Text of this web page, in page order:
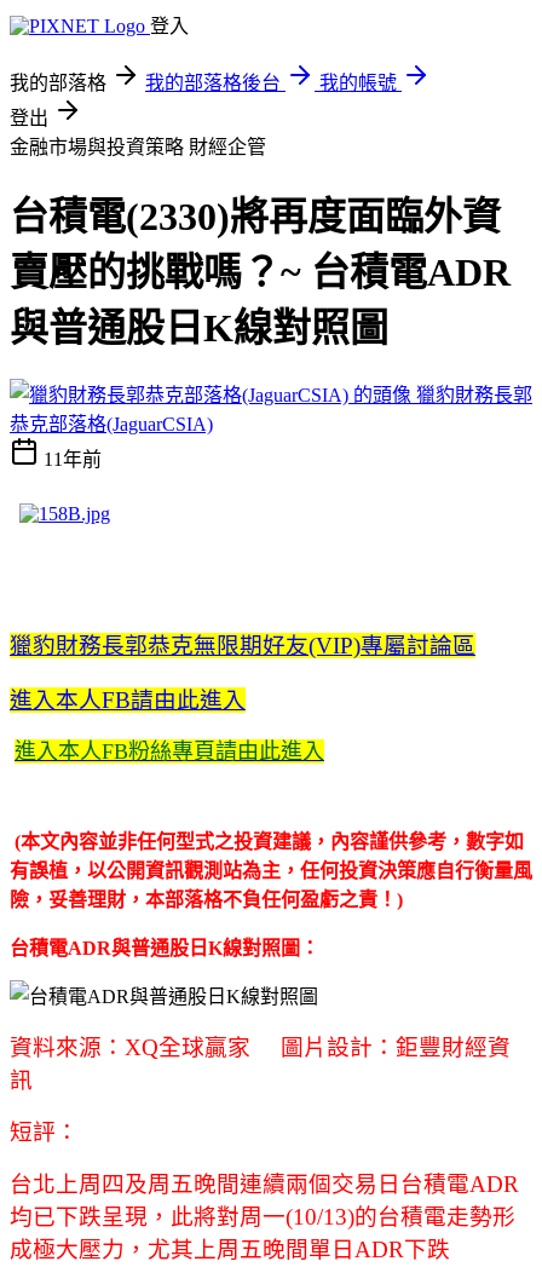
登入
我的部落格 我的部落格後台
我的帳號
登出
金融市場與投資策略 財經企管
台積電(2330)將再度面臨外資
賣壓的挑戰嗎？~ 台積電ADR
與普通股日K線對照圖
獵豹財務長郭
恭克部落格(JaguarCSIA)
11年前
獵豹財務長郭恭克無限期好友(VIP)專屬討論區
進入本人FB請由此進入
進入本人FB粉絲專頁請由此進入
(本文內容並非任何型式之投資建議，內容謹供參考，數字如
有誤植，以公開資訊觀測站為主，任何投資決策應自行衡量風
險，妥善理財，本部落格不負任何盈虧之責！)
台積電ADR與普通股日K線對照圖：
資料來源：XQ全球贏家 圖片設計：鉅豐財經資
訊
短評：
台北上周四及周五晚間連續兩個交易日台積電ADR
均已下跌呈現，此將對周一(10/13)的台積電走勢形
成極大壓力，尤其上周五晚間單日ADR下跌